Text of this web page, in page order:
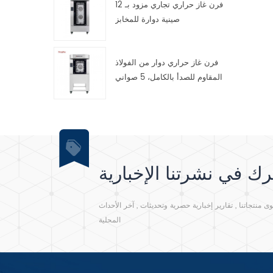
فرن غاز حراري تجاري مزود بـ 12
صينية دوارة للمخابز
فرن غاز حراري دوار من الفولاذ
المقاوم للصدأ بالكامل، 5 صواني
في نشرتنا الإخبارية
, تقارير إخبارية حصرية وتحديثات , آخر الأحداث
المحلية